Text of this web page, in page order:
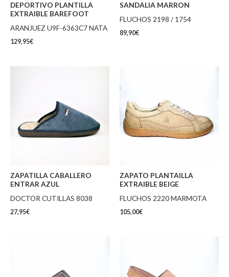
DEPORTIVO PLANTILLA
EXTRAIBLE BAREFOOT
ARANJUEZ U9F-6363C7 NATA
129,95€
SANDALIA MARRON
FLUCHOS 2198 / 1754
89,90€
ZAPATILLA CABALLERO
ENTRAR AZUL
DOCTOR CUTILLAS 8038
27,95€
ZAPATO PLANTAILLA
EXTRAIBLE BEIGE
FLUCHOS 2220 MARMOTA
105,00€